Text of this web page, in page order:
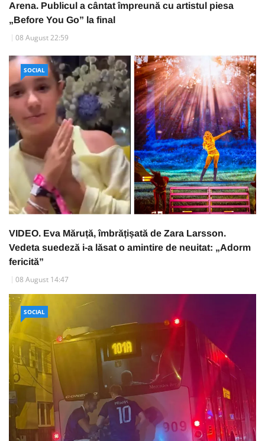
Arena. Publicul a cântat împreună cu artistul piesa
„Before You Go” la final
08 August 22:59
SOCIAL
VIDEO. Eva Măruță, îmbrățișată de Zara Larsson.
Vedeta suedeză i-a lăsat o amintire de neuitat: „Adorm
fericită”
08 August 14:47
SOCIAL